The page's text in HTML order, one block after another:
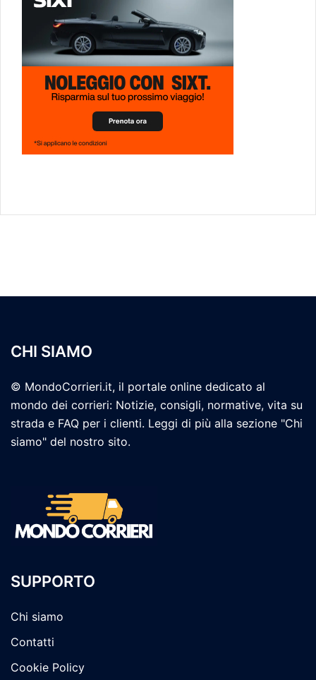
CHI SIAMO
© MondoCorrieri.it, il portale online dedicato al
mondo dei corrieri: Notizie, consigli, normative, vita su
strada e FAQ per i clienti. Leggi di più alla sezione "Chi
siamo" del nostro sito.
SUPPORTO
Chi siamo
Contatti
Cookie Policy